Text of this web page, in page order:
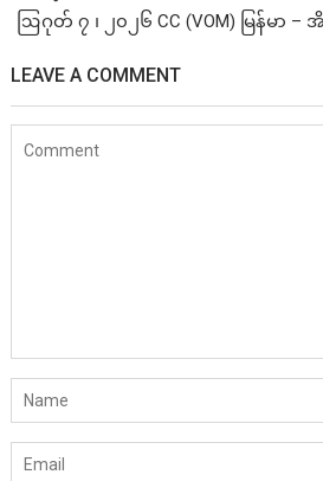
ဩဂုတ် ၇ ၊ ၂၀၂၆ CC (VOM) မြန်မာ –
LEAVE A COMMENT